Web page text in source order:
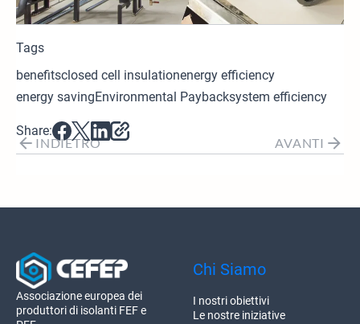
Tags
benefitsclosed cell insulationenergy efficiency
energy savingEnvironmental Paybacksystem efficiency
Share:
INDIETRO AVANTI
Associazione europea dei
produttori di isolanti FEF e
Chi Siamo
I nostri obiettivi
Le nostre iniziative